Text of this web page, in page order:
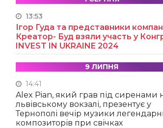
13:53
Ігор Гуда та представники
Креатор- Буд взяли участь у
INVEST IN UKRAINE 2024
9 ЛИПНЯ
14:41
Alex Pian, який грав під сиренами
львівському вокзалі, презентує у
Тернополі вечір музики
композиторів при свічках